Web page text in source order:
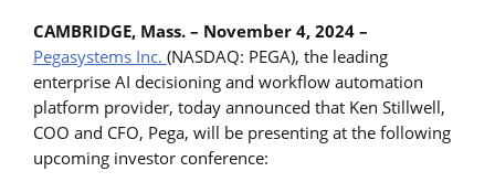
CAMBRIDGE, Mass. – November 4, 2024 –
Pegasystems Inc. (NASDAQ: PEGA), the leading
enterprise AI decisioning and workflow automation
platform provider, today announced that Ken Stillwell,
COO and CFO, Pega, will be presenting at the following
upcoming investor conference: